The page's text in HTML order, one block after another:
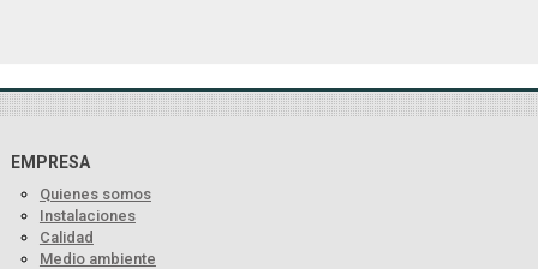
EMPRESA
Quienes somos
Instalaciones
Calidad
Medio ambiente